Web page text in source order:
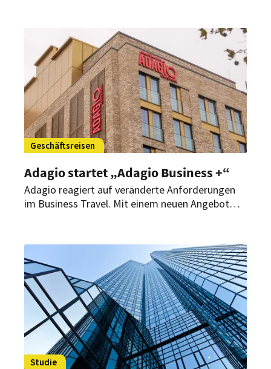
welche Herausforderungen Betriebe aktuell
beschäftigen und welche Maßnahmen Hotels
jetzt als besonders sinnvoll ansehen.
Geschäftsreisen
Adagio startet „Adagio Business +“
Adagio reagiert auf veränderte Anforderungen
im Business Travel. Mit einem neuen Angebot
Studie